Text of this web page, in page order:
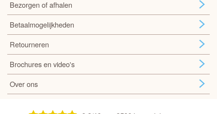
Bezorgen of afhalen
Betaalmogelijkheden
Retourneren
Brochures en video's
Over ons